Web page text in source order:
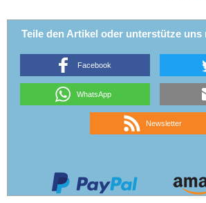
Teile den Artikel oder unterstütze uns
Facebook
WhatsApp
Newsletter